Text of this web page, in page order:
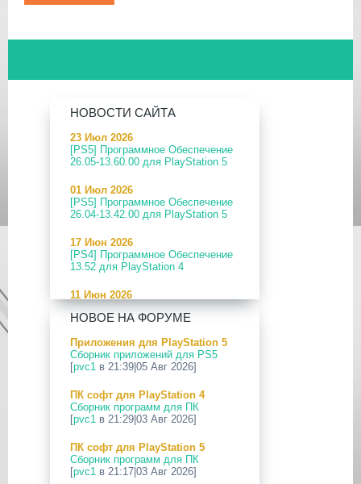
НОВОСТИ САЙТА
23 Июл 2026
[PS5] Программное Обеспечение
26.05-13.60.00 для PlayStation 5
01 Июл 2026
[PS5] Программное Обеспечение
26.04-13.42.00 для PlayStation 5
17 Июн 2026
[PS4] Программное Обеспечение
13.52 для PlayStation 4
11 Июн 2026
[PS5] Программное Обеспечение
26.04-13.40.00 для PlayStation 5
24 Апр 2026
[PS5] Программное Обеспечение
26.03-13.20.00 для PlayStation 5
12 Апр 2026
[PS Portal] Программное
Обеспечение 7.0.2 для PS Portal
09 Апр 2026
[PS3|CFW] webMAN MOD
v1.47.48p
НОВОЕ НА ФОРУМЕ
Приложения для PlayStation 5
Сборник приложений для PS5
[pvc1 в 21:39|05 Авг 2026]
ПК софт для PlayStation 4
Сборник программ для ПК
[pvc1 в 21:29|03 Авг 2026]
ПК софт для PlayStation 5
Сборник программ для ПК
[pvc1 в 21:17|03 Авг 2026]